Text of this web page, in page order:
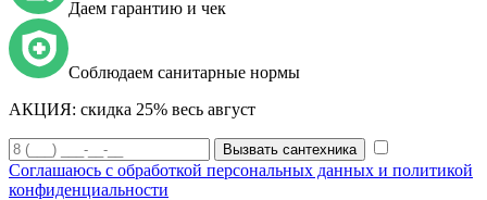
Даем гарантию и чек
Соблюдаем санитарные нормы
АКЦИЯ: скидка 25% весь август
Вызвать сантехника
Соглашаюсь с обработкой персональных данных и политикой
конфиденциальности